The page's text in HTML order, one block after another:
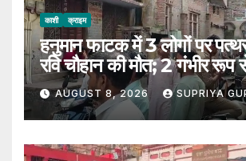
काशी क्राइम
हनुमान फाटक में 3 लोगों पर
रवि चौहान की मौत; 2 गंभीर रूप
AUGUST 8, 2026 SUPRIYA